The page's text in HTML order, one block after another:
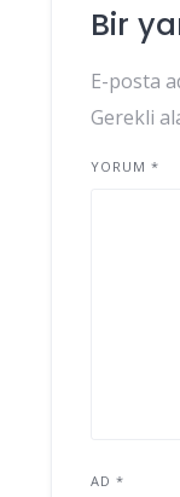
Bir
E-posta
Gerekli
YORUM *
AD *